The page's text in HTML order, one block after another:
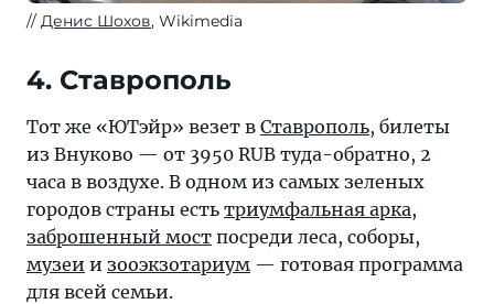
Денис Шохов, Wikimedia
4. Ставрополь
Тот же «ЮТэйр» везет в Ставрополь, билеты
из Внуково — от 3950 RUB туда-обратно, 2
часа в воздухе. В одном из самых зеленых
городов страны есть триумфальная арка,
заброшенный мост посреди леса, соборы,
музеи и зооэкзотариум — готовая программа
для всей семьи.